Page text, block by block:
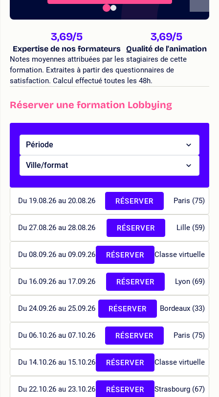
3,69/5
Expertise de nos formateurs
3,69/5
Qualité de l'animation
Notes moyennes attribuées par les stagiaires de cette
formation. Extraites à partir des questionnaires de
satisfaction. Calcul effectué toutes les 48h.
Réserver une formation Lobbying
Période
Ville/format
Du 19.08.26 au 20.08.26 Paris (75)
RÉSERVER
Du 27.08.26 au 28.08.26 Lille (59)
RÉSERVER
Du 08.09.26 au 09.09.26 Classe virtuelle
RÉSERVER
Du 16.09.26 au 17.09.26 Lyon (69)
RÉSERVER
Du 24.09.26 au 25.09.26 Bordeaux (33)
RÉSERVER
Du 06.10.26 au 07.10.26 Paris (75)
RÉSERVER
Du 14.10.26 au 15.10.26 Classe virtuelle
RÉSERVER
Du 22.10.26 au 23.10.26 Strasbourg (67)
RÉSERVER